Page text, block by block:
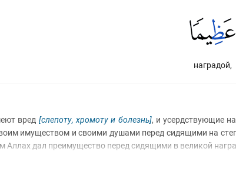
наградой,
вред [слепоту, хромоту и болезнь], и усердствующие
имуществом и своими душами перед сидящими на
Аллах дал преимущество перед сидящими в великой